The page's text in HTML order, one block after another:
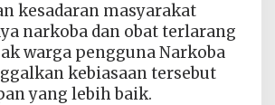
kesadaran masyarakat
narkoba dan obat terlarang
warga pengguna Narkoba
kebiasaan tersebut
yang lebih baik.